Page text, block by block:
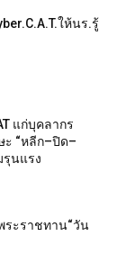
ให้นร.รู้
แก่บุคลากร
ะ “หลีก–ปิด–
รุนแรง
ระราชทาน“วัน